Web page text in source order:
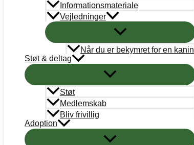
Informationsmateriale
Vejledninger
Når du er bekymret for en kanin
Støt & deltag
Støt
Medlemskab
Bliv frivillig
Adoption
PetDK
Cookiepolitik
STØT
Arbejdernes Landsbank
Kun donationer:
Reg# 5359 Konto#0245988
Øvrigt: Reg# 5359 Konto# 0000245058
Mobilepay
Kun donationer: #311658